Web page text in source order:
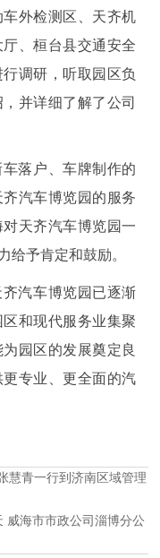
外检测区、天齐机
、桓台县交通安全
调研，听取园区负
并详细了解了公司
落户、车牌制作的
汽车博览园的服务
天齐汽车博览园一
给予肯定和鼓励。
汽车博览园已逐渐
和现代服务业集聚
园区的发展奠定良
专业、更全面的汽
慧青一行到济南区域管理
威海市市政公司淄博分公